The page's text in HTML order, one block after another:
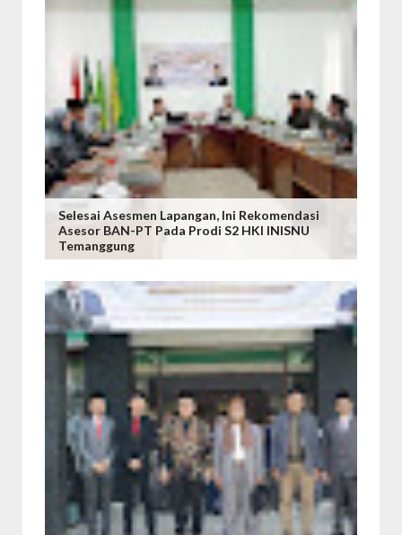
Selesai Asesmen Lapangan, Ini Rekomendasi
Asesor BAN-PT Pada Prodi S2 HKI INISNU
Temanggung